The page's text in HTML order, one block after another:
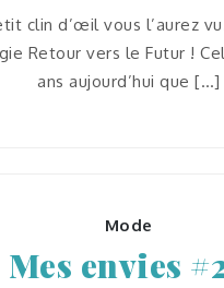
clin d’œil vous l’aurez
Retour vers le Futur !
ans aujourd’hui que […]
Mode
Mes envies